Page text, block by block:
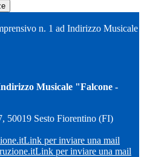
n. 1 ad Indirizzo Musicale
Musicale "Falcone -
50019 Sesto Fiorentino (FI)
Link per inviare una mail
Link per inviare una mail